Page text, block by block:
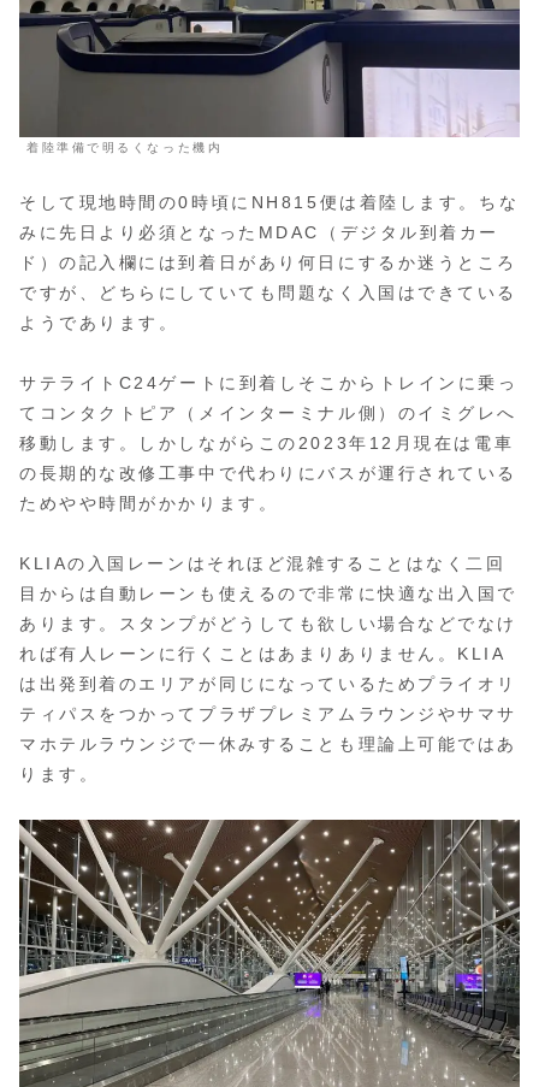
着陸準備で明るくなった機内
そして現地時間の0時頃にNH815便は着陸します。ちな
みに先日より必須となったMDAC（デジタル到着カー
ド）の記入欄には到着日があり何日にするか迷うところ
ですが、どちらにしていても問題なく入国はできている
ようであります。
サテライトC24ゲートに到着しそこからトレインに乗っ
てコンタクトピア（メインターミナル側）のイミグレへ
移動します。しかしながらこの2023年12月現在は電車
の長期的な改修工事中で代わりにバスが運行されている
ためやや時間がかかります。
KLIAの入国レーンはそれほど混雑することはなく二回
目からは自動レーンも使えるので非常に快適な出入国で
あります。スタンプがどうしても欲しい場合などでなけ
れば有人レーンに行くことはあまりありません。KLIA
は出発到着のエリアが同じになっているためプライオリ
ティパスをつかってプラザプレミアムラウンジやサマサ
マホテルラウンジで一休みすることも理論上可能ではあ
ります。